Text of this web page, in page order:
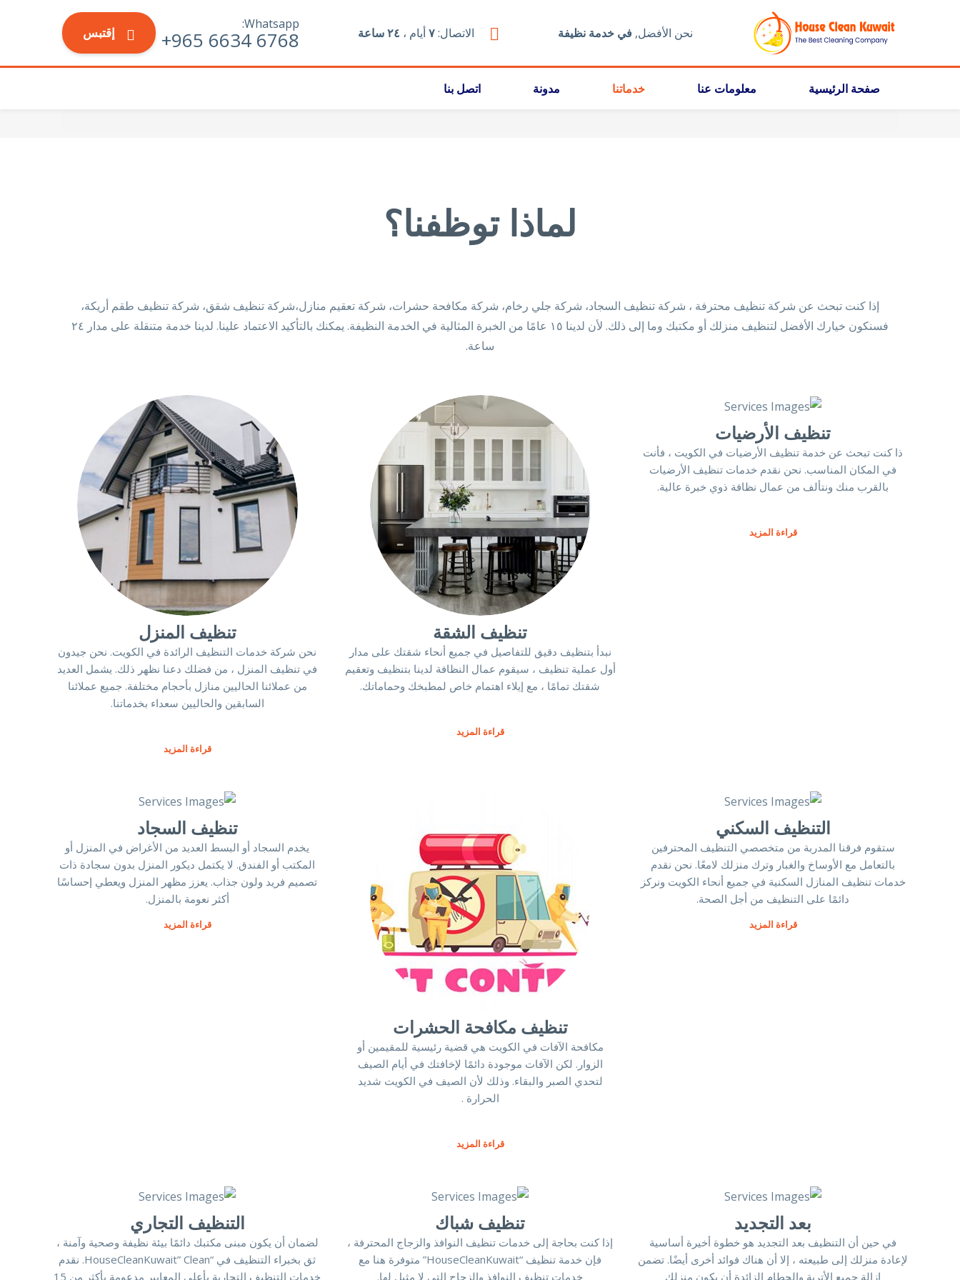
نحن الأفضل, في خدمة نظيفة الاتصال:٧أيام ،
Whatsapp:
6768 6634 965+ إقتبس
صفحة الرئيسية معلومات عنا خدماتنا مدونة اتصل بنا
لماذا توظفنا؟
إذا كنت تبحث عن شركة تنظيف محترفة ، شركة تنظيف السجاد، شركة جلي رخام، شركة مكافحة حشرات، شركة تعقيم منازل،شركة تنظيف شقق، شركة تنظيف طقم أريكة،
فسنكون خيارك الأفضل لتنظيف منزلك أو مكتبك وما إلى ذلك. لأن لدينا ١٥ عامًا من الخبرة المثالية في الخدمة النظيفة. يمكنك بالتأكيد الاعتماد علينا. لدينا خدمة متنقلة على مدار ٢٤
ساعة.
تنظيف الأرضيات
ذا كنت تبحث عن خدمة تنظيف الأرضيات في الكويت ، فأنت
في المكان المناسب. نحن نقدم خدمات تنظيف الأرضيات
بالقرب منك ونتألف من عمال نظافة ذوي خبرة عالية.
قراءة المزيد
تنظيف الشقة
نبدأ بتنظيف دقيق للتفاصيل في جميع أنحاء شقتك على مدار
أول عملية تنظيف ، سيقوم عمال النظافة لدينا بتنظيف وتعقيم
شقتك تمامًا ، مع إيلاء اهتمام خاص لمطبخك وحماماتك.
قراءة المزيد
تنظيف المنزل
نحن شركة خدمات التنظيف الرائدة في الكويت. نحن جيدون
في تنظيف المنزل ، من فضلك دعنا نظهر ذلك. يشمل العديد
من عملائنا الحاليين منازل بأحجام مختلفة. جميع عملائنا
السابقين والحاليين سعداء بخدماتنا.
قراءة المزيد
التنظيف السكني
ستقوم فرقنا المدربة من متخصصي التنظيف المحترفين
بالتعامل مع الأوساخ والغبار وترك منزلك لامعًا. نحن نقدم
خدمات تنظيف المنازل السكنية في جميع أنحاء الكويت ونركز
دائمًا على التنظيف من أجل الصحة.
قراءة المزيد
تنظيف مكافحة الحشرات
مكافحة الآفات في الكويت هي قضية رئيسية للمقيمين أو
الزوار. لكن الآفات موجودة دائمًا لإخافتك في أيام الصيف
لتحدي الصبر والبقاء. وذلك لأن الصيف في الكويت شديد
الحرارة .
قراءة المزيد
تنظيف السجاد
يخدم السجاد أو البسط العديد من الأغراض في المنزل أو
المكتب أو الفندق. لا يكتمل ديكور المنزل بدون سجادة ذات
تصميم فريد ولون جذاب. يعزز مظهر المنزل ويعطي إحساسًا
أكثر نعومة بالمنزل.
قراءة المزيد
بعد التجديد
في حين أن التنظيف بعد التجديد هو خطوة أخيرة أساسية
لإعادة منزلك إلى طبيعته ، إلا أن هناك فوائد أخرى أيضًا. تضمن
إزالة جميع الأتربة والحطام الزائدة أن يكون منزلك
تنظيف شباك
إذا كنت بحاجة إلى خدمات تنظيف النوافذ والزجاج المحترفة ،
فإن خدمة تنظيف “HouseCleanKuwait” متوفرة هنا مع
خدمات تنظيف النوافذ والزجاج التي لا مثيل لها.
التنظيف التجاري
لضمان أن يكون مبنى مكتبك دائمًا بيئة نظيفة وصحية وآمنة ،
ثق بخبراء التنظيف في “HouseCleanKuwait” Clean. نقدم
خدمات التنظيف التجارية بأعلى المعايير مدعومة بأكثر من 15